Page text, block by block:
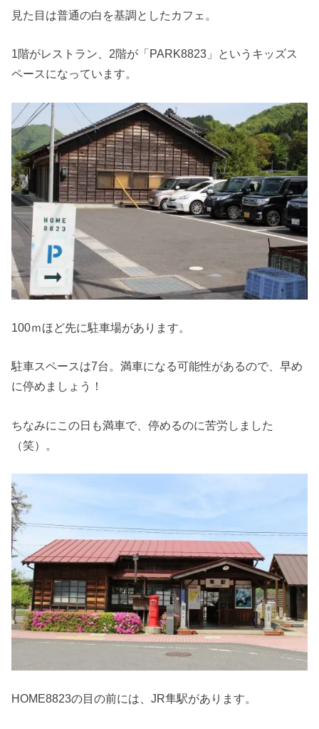
見た目は普通の白を基調としたカフェ。
1階がレストラン、2階が「PARK8823」というキッズス
ペースになっています。
100ｍほど先に駐車場があります。
駐車スペースは7台。満車になる可能性があるので、早め
に停めましょう！
ちなみにこの日も満車で、停めるのに苦労しました
（笑）。
HOME8823の目の前には、JR隼駅があります。